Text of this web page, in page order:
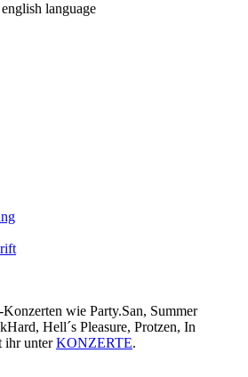
wie Party.San, Summer
Hell´s Pleasure, Protzen, In
ihr unterKONZERTE.